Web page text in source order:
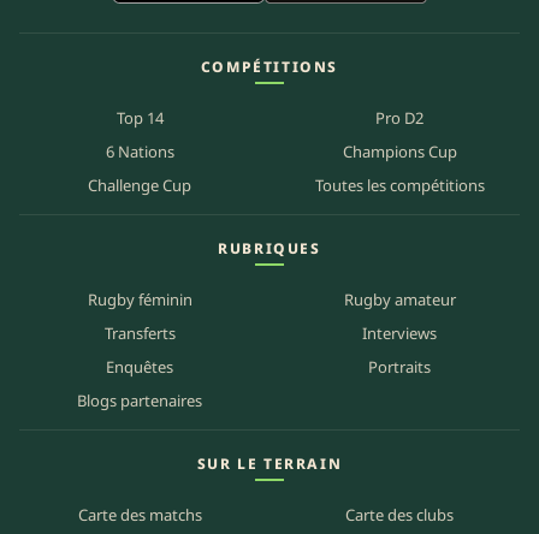
COMPÉTITIONS
Top 14
Pro D2
6 Nations
Champions Cup
Challenge Cup
Toutes les compétitions
RUBRIQUES
Rugby féminin
Rugby amateur
Transferts
Interviews
Enquêtes
Portraits
Blogs partenaires
SUR LE TERRAIN
Carte des matchs Carte des clubs